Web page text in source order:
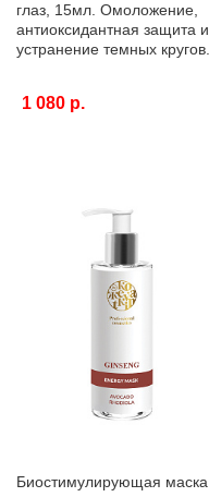
глаз, 15мл. Омоложение,
антиоксидантная защита и
устранение темных кругов.
1 080 р.
Биостимулирующая маска